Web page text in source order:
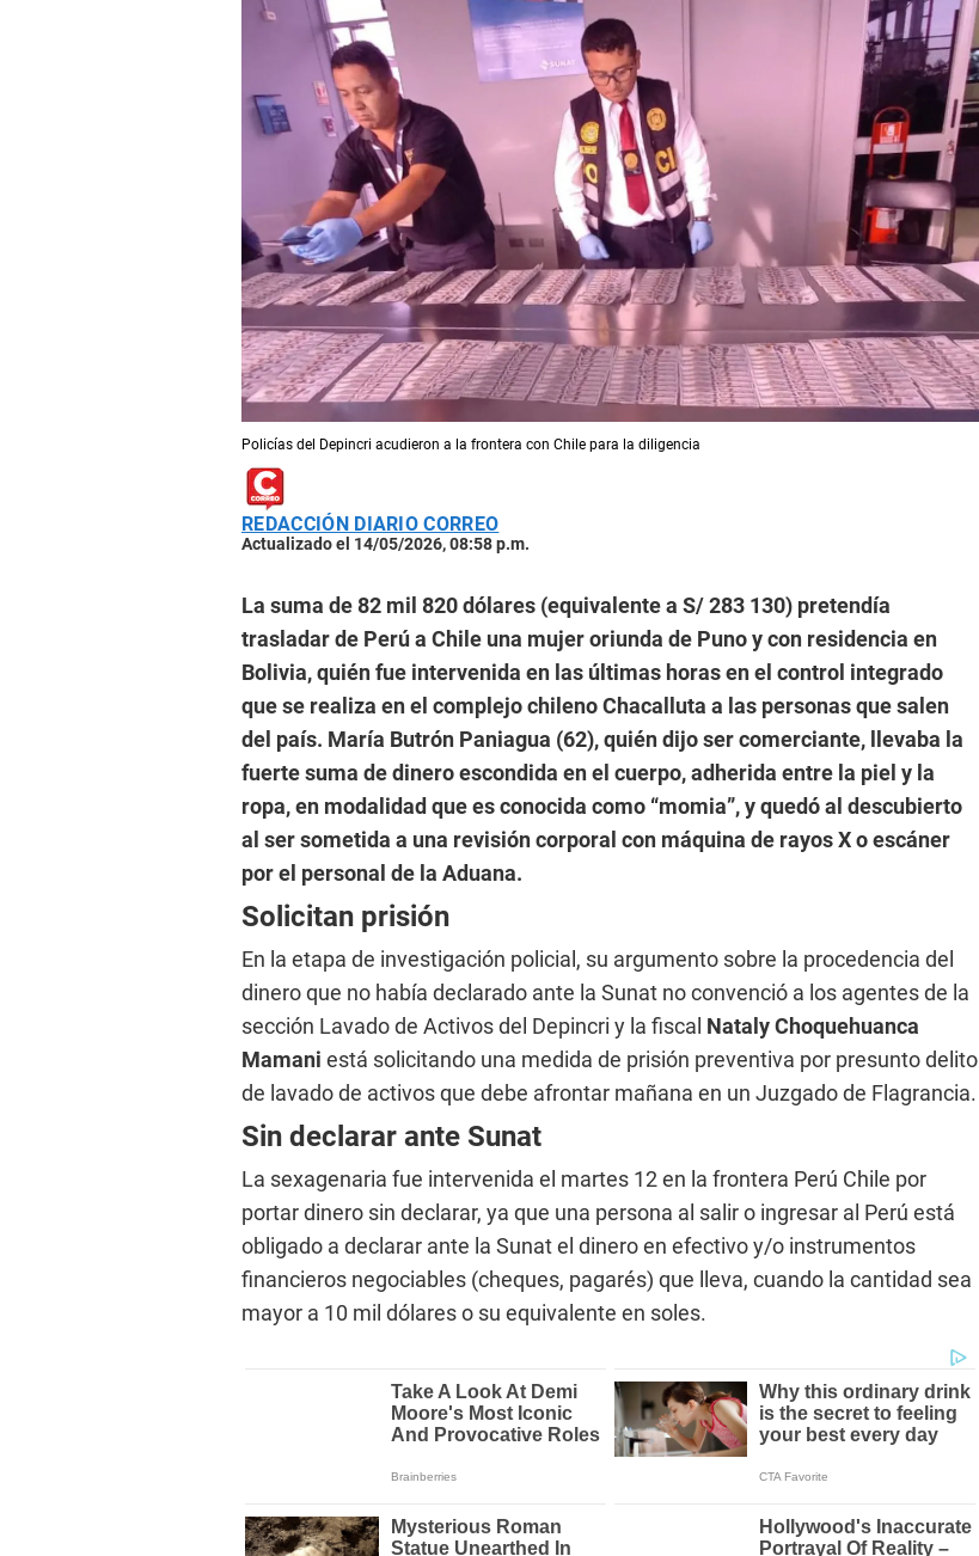
Policías del Depincri acudieron a la frontera con Chile para la diligencia
REDACCIÓN DIARIO CORREO
Actualizado el 14/05/2026, 08:58 p.m.
La suma de 82 mil 820 dólares (equivalente a S/ 283 130) pretendía
trasladar de Perú a Chile una mujer oriunda de Puno y con residencia en
Bolivia, quién fue intervenida en las últimas horas en el control integrado
que se realiza en el complejo chileno Chacalluta a las personas que salen
del país. María Butrón Paniagua (62), quién dijo ser comerciante, llevaba la
fuerte suma de dinero escondida en el cuerpo, adherida entre la piel y la
ropa, en modalidad que es conocida como “momia”, y quedó al descubierto
al ser sometida a una revisión corporal con máquina de rayos X o escáner
por el personal de la Aduana.
Solicitan prisión
En la etapa de investigación policial, su argumento sobre la procedencia del
dinero que no había declarado ante la Sunat no convenció a los agentes de la
sección Lavado de Activos del Depincri y la fiscal Nataly Choquehuanca
Mamani está solicitando una medida de prisión preventiva por presunto delito
de lavado de activos que debe afrontar mañana en un Juzgado de Flagrancia.
Sin declarar ante Sunat
La sexagenaria fue intervenida el martes 12 en la frontera Perú Chile por
portar dinero sin declarar, ya que una persona al salir o ingresar al Perú está
obligado a declarar ante la Sunat el dinero en efectivo y/o instrumentos
financieros negociables (cheques, pagarés) que lleva, cuando la cantidad sea
mayor a 10 mil dólares o su equivalente en soles.